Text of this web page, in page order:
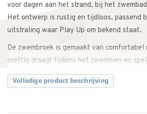
voor dagen aan het strand, bij het
Het ontwerp is rustig en tijdloos, passend
uitstraling waar Play Up om bekend staat.
De zwembroek is gemaakt van
prettig draagt tijdens het zwemmen en
eenvoudige stijl is deze zwembroek
met andere zomeritems en badkleding van
Volledige product beschrijving